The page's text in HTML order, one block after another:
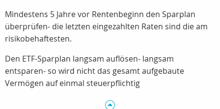
Mindestens 5 Jahre vor Rentenbeginn den Sparplan
überprüfen- die letzten eingezahlten Raten sind die am
risikobehaftesten.
Den ETF-Sparplan langsam auflösen- langsam
entsparen- so wird nicht das gesamt aufgebaute
Vermögen auf einmal steuerpflichtig